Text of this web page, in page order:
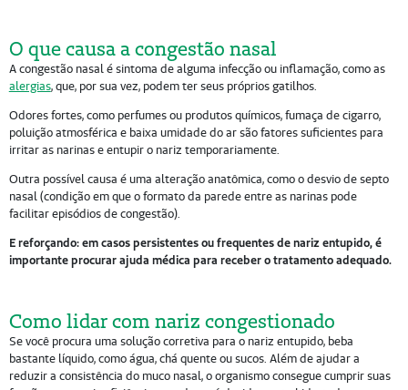
O que causa a congestão nasal
A congestão nasal é sintoma de alguma infecção ou inflamação, como as
alergias, que, por sua vez, podem ter seus próprios gatilhos.
Odores fortes, como perfumes ou produtos químicos, fumaça de cigarro,
poluição atmosférica e baixa umidade do ar são fatores suficientes para
irritar as narinas e entupir o nariz temporariamente.
Outra possível causa é uma alteração anatômica, como o desvio de septo
nasal (condição em que o formato da parede entre as narinas pode
facilitar episódios de congestão).
E reforçando: em casos persistentes ou frequentes de nariz entupido, é
importante procurar ajuda médica para receber o tratamento adequado.
Como lidar com nariz congestionado
Se você procura uma solução corretiva para o nariz entupido, beba
bastante líquido, como água, chá quente ou sucos. Além de ajudar a
reduzir a consistência do muco nasal, o organismo consegue cumprir suas